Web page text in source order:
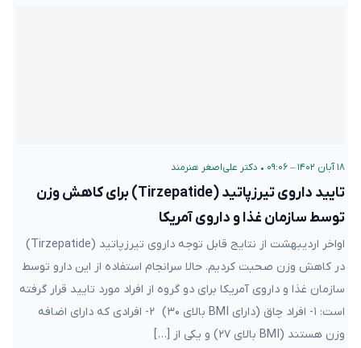
۱۸ آبان ۱۴۰۲ – ۰۹:۰۶ • دکتر علی‌اصغر هنرمند
تایید داروی تیرزپاتید (Tirzepatide) برای کاهش وزن
توسط سازمان غذا و داروی آمریکا
اواخر اردیبهشت از نتایج قابل توجه داروی تیرزپاتید (Tirzepatide)
در کاهش وزن صحبت کردیم. حالا سرانجام استفاده از این دارو توسط
سازمان غذا و داروی آمریکا برای دو گروه از افراد مورد تایید قرار گرفته
است: ۱- افراد چاق (دارای BMI بالای ۳۰) ۲- افرادی که دارای اضافه
وزن هستند (BMI بالای ۲۷) و یکی از […]